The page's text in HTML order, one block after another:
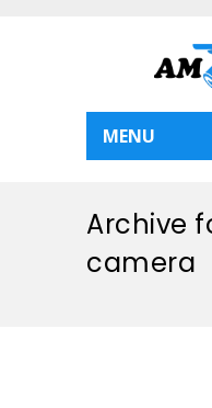
MENU
Archive
camera